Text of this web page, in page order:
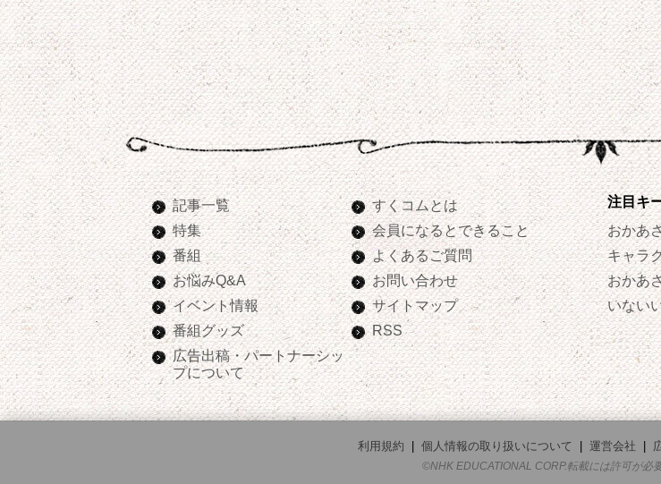
記事一覧
特集
番組
お悩みQ&A
イベント情報
番組グッズ
広告出稿・パートナーシッ
プについて
すくコムとは
会員になるとできること
よくあるご質問
お問い合わせ
サイトマップ
RSS
注目キ
おかあ
キャラ
おかあ
いない
利用規約 個人情報の取り扱いについて 運営会社
©NHK EDUCATIONAL CORP.転載には許可が必